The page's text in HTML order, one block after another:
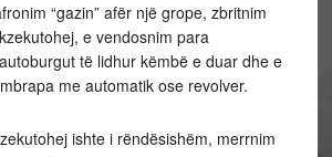
“gazin” afër një grope, zbritnim
e vendosnim para
të lidhur këmbë e duar dhe e
me automatik ose revolver.
ishte i rëndësishëm, merrnim